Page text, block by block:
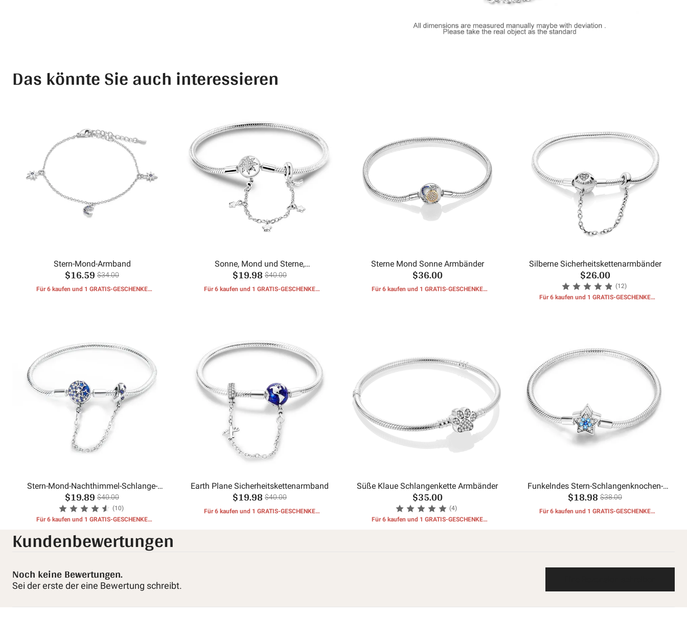
Das könnte Sie auch interessieren
Stern-Mond-Armband
$16.59 $34.00
Für 6 kaufen und 1 GRATIS-GESCHENKE
Sonne, Mond und Sterne,
Sicherheitskette, Schlangenknochen-
$19.98 $40.00
Für 6 kaufen und 1 GRATIS-GESCHENKE
Sterne Mond Sonne Armbänder
$36.00
Für 6 kaufen und 1 GRATIS-GESCHENKE
Silberne Sicherheitskettenarmbänder
$26.00
(12)
Für 6 kaufen und 1 GRATIS-GESCHENKE
Stern-Mond-Nachthimmel-Schlange-
Armband
$19.89 $40.00
(10)
Für 6 kaufen und 1 GRATIS-GESCHENKE
Earth Plane Sicherheitskettenarmband
$19.98 $40.00
Für 6 kaufen und 1 GRATIS-GESCHENKE
Süße Klaue Schlangenkette Armbänder
$35.00
(4)
Für 6 kaufen und 1 GRATIS-GESCHENKE
Funkelndes Stern-Schlangenknochen-
Armband
$18.98 $38.00
Für 6 kaufen und 1 GRATIS-GESCHENKE
Kundenbewertungen
Noch keine Bewertungen.
Sei der erste der eine Bewertung schreibt.